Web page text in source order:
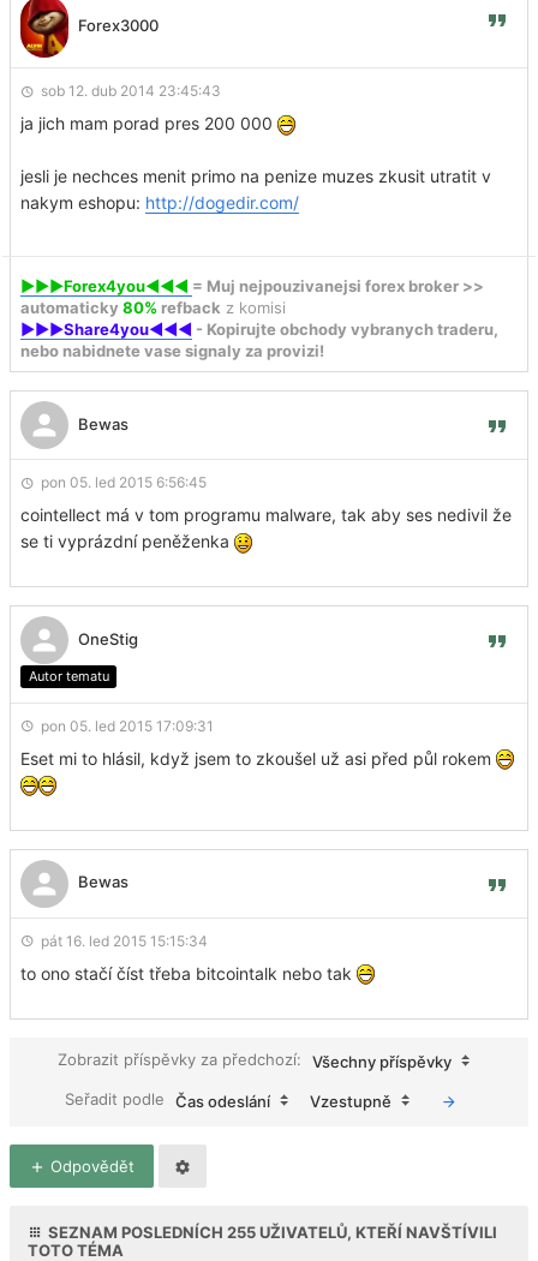
Forex3000
sob 12. dub 2014 23:45:43
ja jich mam porad pres 200 000
jesli je nechces menit primo na penize muzes zkusit utratit v
nakym eshopu: http://dogedir.com/
►►►Forex4you◄◄◄ = Muj nejpouzivanejsi forex broker >>
automaticky 80% refback z komisi
►►►Share4you◄◄◄ - Kopirujte obchody vybranych traderu,
nebo nabidnete vase signaly za provizi!
Bewas
pon 05. led 2015 6:56:45
cointellect má v tom programu malware, tak aby ses nedivil že
se ti vyprázdní peněženka
OneStig
Autor tematu
pon 05. led 2015 17:09:31
Eset mi to hlásil, když jsem to zkoušel už asi před půl rokem
Bewas
pát 16. led 2015 15:15:34
to ono stačí číst třeba bitcointalk nebo tak
Zobrazit příspěvky za předchozí:
Všechny příspěvky
Seřadit podle
Čas odeslání Vzestupně
Odpovědět
SEZNAM POSLEDNÍCH 255UŽIVATELŮ, KTEŘÍ NAVŠTÍVILI
TOTO TÉMA